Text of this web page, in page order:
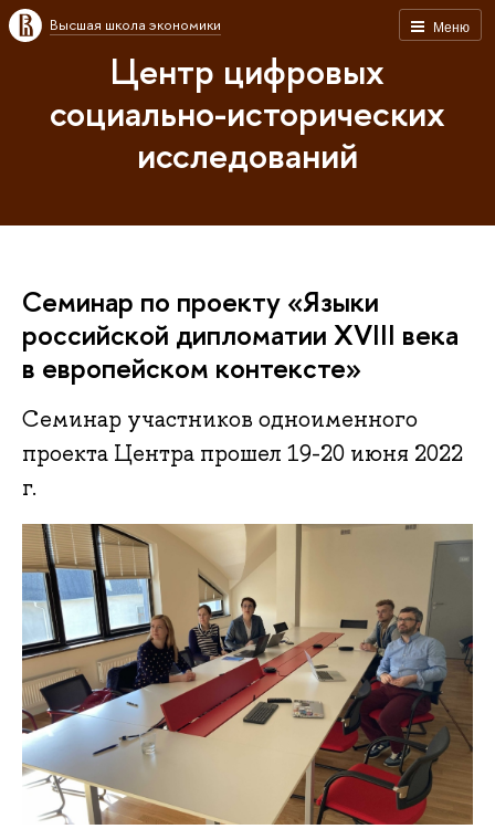
Меню
Высшая школа экономики
Центр цифровых
социально-исторических
исследований
Семинар по проекту «Языки
российской дипломатии XVIII века
в европейском контексте»
Семинар участников одноименного
проекта Центра прошел 19-20 июня 2022
г.